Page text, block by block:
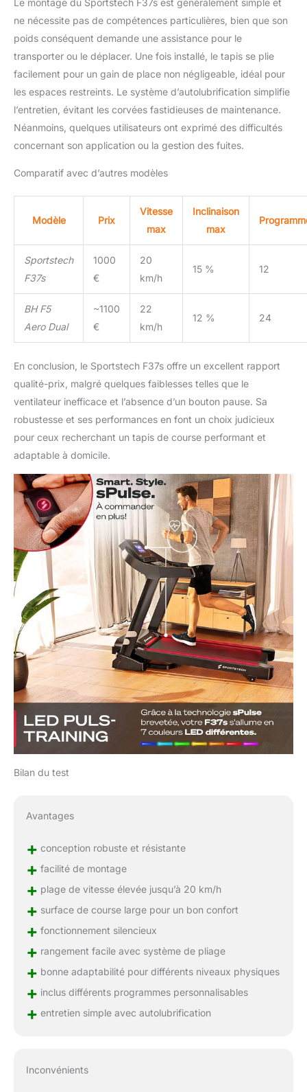
ne nécessite pas de compétences particulières, bien que son
poids conséquent demande une assistance pour le
transporter ou le déplacer. Une fois installé, le tapis se plie
facilement pour un gain de place non négligeable, idéal pour
les espaces restreints. Le système d’autolubrification simplifie
l’entretien, évitant les corvées fastidieuses de maintenance.
Néanmoins, quelques utilisateurs ont exprimé des difficultés
concernant son application ou la gestion des fuites.
Comparatif avec d’autres modèles
Modèle Prix
Vitesse
max
Inclinaison
max
Sportstech
F37s
1000
€
20
km/h
15 % 12
BH F5
Aero Dual
~1100
€
22
km/h
12 % 24
En conclusion, le Sportstech F37s offre un excellent rapport
qualité-prix, malgré quelques faiblesses telles que le
ventilateur inefficace et l’absence d’un bouton pause. Sa
robustesse et ses performances en font un choix judicieux
pour ceux recherchant un tapis de course performant et
adaptable à domicile.
Bilan du test
Avantages
+ conception robuste et résistante
+ facilité de montage
+ plage de vitesse élevée jusqu’à 20 km/h
+ surface de course large pour un bon confort
+ fonctionnement silencieux
+ rangement facile avec système de pliage
+ bonne adaptabilité pour différents niveaux physiques
+ inclus différents programmes personnalisables
+ entretien simple avec autolubrification
Inconvénients